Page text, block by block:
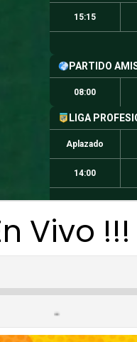
Vivo !!!